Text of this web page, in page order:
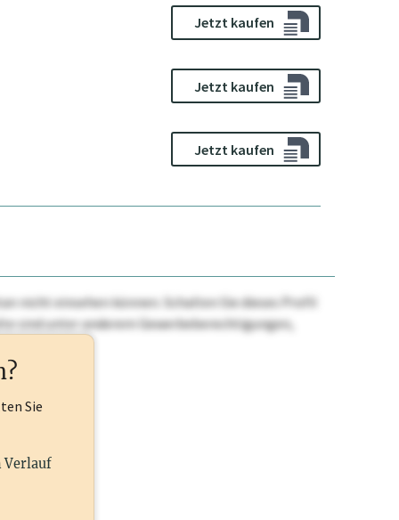
Jetzt kaufen
Jetzt kaufen
Jetzt kaufen
nicht einsehen können. Schalten Sie dieses Profil
sind unter anderem Gewerbeberechtigungen,
Sie
Verlauf